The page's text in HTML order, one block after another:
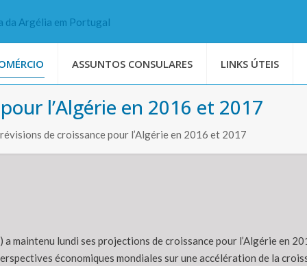
ASSUNTOS CONSULARES LINKS ÚTEIS
l’Algérie en 2016 et 2017
de croissance pour l’Algérie en 2016 et 2017
maintenu lundi ses projections de croissance pour l’Algérie en
économiques mondiales sur une accélération de la